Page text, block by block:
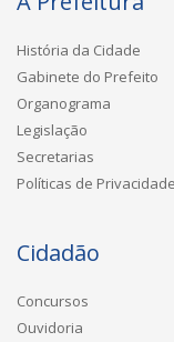
História da Cidade
Gabinete do Prefeito
Organograma
Legislação
Secretarias
Políticas de Privacidade
Cidadão
Concursos
Ouvidoria